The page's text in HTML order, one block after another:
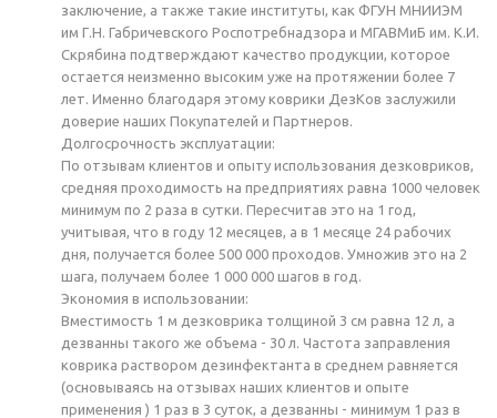
заключение, а также такие институты, как ФГУН МНИИЭМ
им Г.Н. Габричевского Роспотребнадзора и МГАВМиБ им. К.И.
Скрябина подтверждают качество продукции, которое
остается неизменно высоким уже на протяжении более 7
лет. Именно благодаря этому коврики ДезКов заслужили
доверие наших Покупателей и Партнеров.
Долгосрочность эксплуатации:
По отзывам клиентов и опыту использования дезковриков,
средняя проходимость на предприятиях равна 1000 человек
минимум по 2 раза в сутки. Пересчитав это на 1 год,
учитывая, что в году 12 месяцев, а в 1 месяце 24 рабочих
дня, получается более 500 000 проходов. Умножив это на 2
шага, получаем более 1 000 000 шагов в год.
Экономия в использовании:
Вместимость 1 м дезковрика толщиной 3 см равна 12 л, а
дезванны такого же объема - 30 л. Частота заправления
коврика раствором дезинфектанта в среднем равняется
(основываясь на отзывах наших клиентов и опыте
применения ) 1 раз в 3 суток, а дезванны - минимум 1 раз в